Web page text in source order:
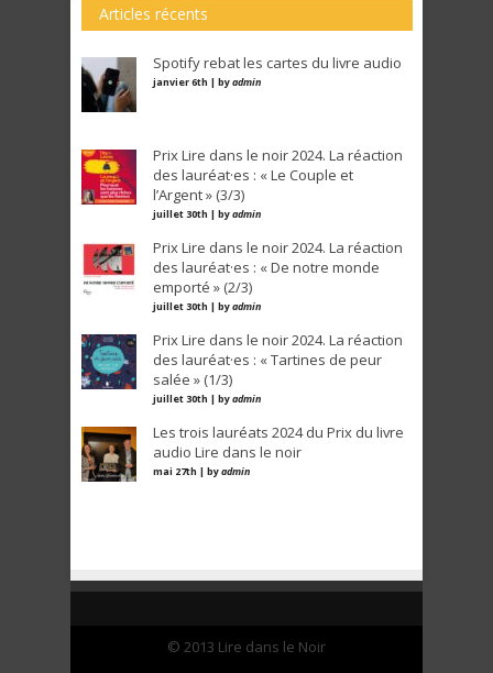
Articles récents
Spotify rebat les cartes du livre audio
janvier 6th | byadmin
Prix Lire dans le noir 2024. La réaction
des lauréat·es : « Le Couple et
l’Argent » (3/3)
juillet 30th | byadmin
Prix Lire dans le noir 2024. La réaction
des lauréat·es : « De notre monde
emporté » (2/3)
juillet 30th | byadmin
Prix Lire dans le noir 2024. La réaction
des lauréat·es : « Tartines de peur
salée » (1/3)
juillet 30th | byadmin
Les trois lauréats 2024 du Prix du livre
audio Lire dans le noir
mai 27th | byadmin
© 2013 Lire dans le Noir